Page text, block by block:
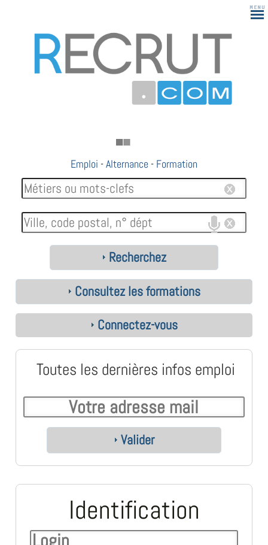
Emploi -Alternance - Formation
Recherchez
Consultez les formations
Connectez-vous
Toutes les dernières infos emploi
Valider
Identification